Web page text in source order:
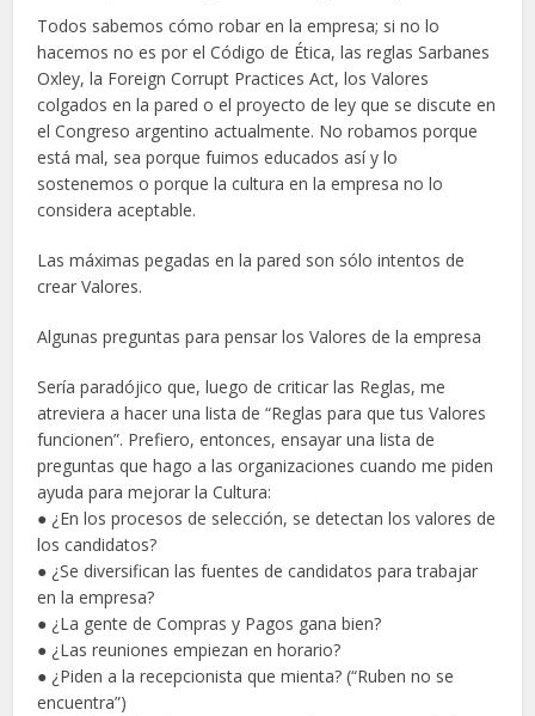
Todos sabemos cómo robar en la empresa; si no lo
hacemos no es por el Código de Ética, las reglas Sarbanes
Oxley, la Foreign Corrupt Practices Act, los Valores
colgados en la pared o el proyecto de ley que se discute en
el Congreso argentino actualmente. No robamos porque
está mal, sea porque fuimos educados así y lo
sostenemos o porque la cultura en la empresa no lo
considera aceptable.
Las máximas pegadas en la pared son sólo intentos de
crear Valores.
Algunas preguntas para pensar los Valores de la empresa
Sería paradójico que, luego de criticar las Reglas, me
atreviera a hacer una lista de “Reglas para que tus Valores
funcionen”. Prefiero, entonces, ensayar una lista de
preguntas que hago a las organizaciones cuando me piden
ayuda para mejorar la Cultura:
● ¿En los procesos de selección, se detectan los valores de
los candidatos?
● ¿Se diversifican las fuentes de candidatos para trabajar
en la empresa?
● ¿La gente de Compras y Pagos gana bien?
● ¿Las reuniones empiezan en horario?
● ¿Piden a la recepcionista que mienta? (“Ruben no se
encuentra”)